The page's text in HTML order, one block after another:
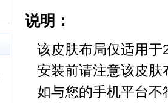
说明：
该皮肤布局仅适用
安装前请注意该皮
如与您的手机平台